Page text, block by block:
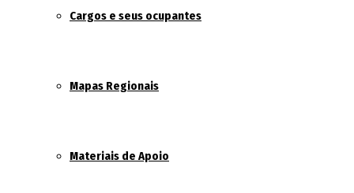
Cargos e seus ocupantes
Mapas Regionais
Materiais de Apoio